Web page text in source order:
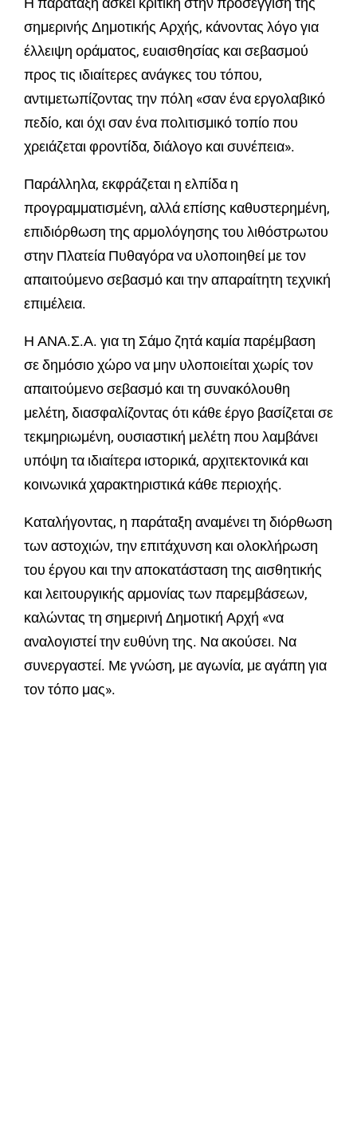
σημερινής Δημοτικής Αρχής, κάνοντας λόγο για
έλλειψη οράματος, ευαισθησίας και σεβασμού
προς τις ιδιαίτερες ανάγκες του τόπου,
αντιμετωπίζοντας την πόλη «σαν ένα εργολαβικό
πεδίο, και όχι σαν ένα πολιτισμικό τοπίο που
χρειάζεται φροντίδα, διάλογο και συνέπεια».
Παράλληλα, εκφράζεται η ελπίδα η
προγραμματισμένη, αλλά επίσης καθυστερημένη,
επιδιόρθωση της αρμολόγησης του λιθόστρωτου
στην Πλατεία Πυθαγόρα να υλοποιηθεί με τον
απαιτούμενο σεβασμό και την απαραίτητη τεχνική
επιμέλεια.
Η ΑΝΑ.Σ.Α. για τη Σάμο ζητά καμία παρέμβαση
σε δημόσιο χώρο να μην υλοποιείται χωρίς τον
απαιτούμενο σεβασμό και τη συνακόλουθη
μελέτη, διασφαλίζοντας ότι κάθε έργο βασίζεται σε
τεκμηριωμένη, ουσιαστική μελέτη που λαμβάνει
υπόψη τα ιδιαίτερα ιστορικά, αρχιτεκτονικά και
κοινωνικά χαρακτηριστικά κάθε περιοχής.
Καταλήγοντας, η παράταξη αναμένει τη διόρθωση
των αστοχιών, την επιτάχυνση και ολοκλήρωση
του έργου και την αποκατάσταση της αισθητικής
και λειτουργικής αρμονίας των παρεμβάσεων,
καλώντας τη σημερινή Δημοτική Αρχή «να
αναλογιστεί την ευθύνη της. Να ακούσει. Να
συνεργαστεί. Με γνώση, με αγωνία, με αγάπη για
τον τόπο μας».